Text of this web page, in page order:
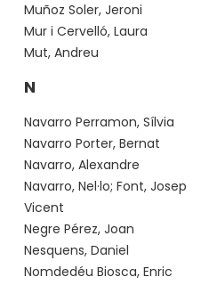
Muñoz Soler, Jeroni
Mur i Cervelló, Laura
Mut, Andreu
N
Navarro Perramon, Sílvia
Navarro Porter, Bernat
Navarro, Alexandre
Navarro, Nel·lo; Font, Josep
Vicent
Negre Pérez, Joan
Nesquens, Daniel
Nomdedéu Biosca, Enric